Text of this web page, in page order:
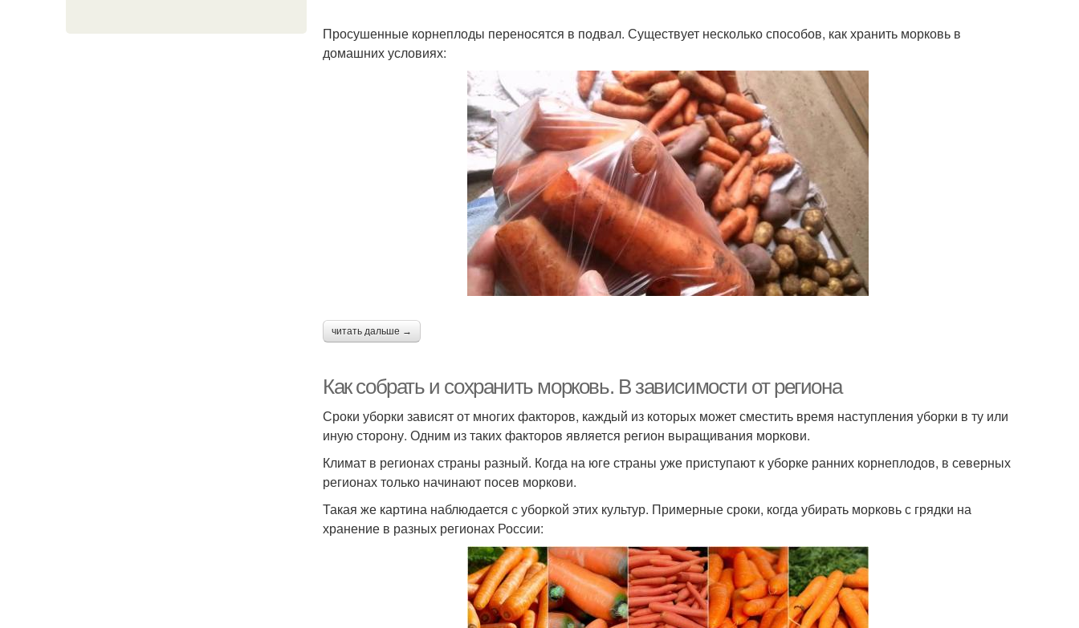
Просушенные корнеплоды переносятся в подвал. Существует несколько способов, как хранить морковь в
домашних условиях:
читать дальше →
Как собрать и сохранить морковь. В зависимости от региона
Сроки уборки зависят от многих факторов, каждый из которых может сместить время наступления уборки в ту или
иную сторону. Одним из таких факторов является регион выращивания моркови.
Климат в регионах страны разный. Когда на юге страны уже приступают к уборке ранних корнеплодов, в северных
регионах только начинают посев моркови.
Такая же картина наблюдается с уборкой этих культур. Примерные сроки, когда убирать морковь с грядки на
хранение в разных регионах России: